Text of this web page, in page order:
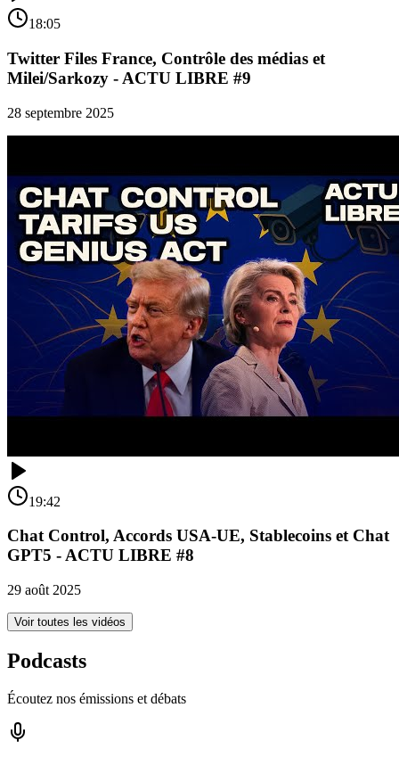
18:05
Twitter Files France, Contrôle des médias et
Milei/Sarkozy - ACTU LIBRE #9
28 septembre 2025
19:42
Chat Control, Accords USA-UE, Stablecoins et Chat
GPT5 - ACTU LIBRE #8
29 août 2025
Voir toutes les vidéos
Podcasts
Écoutez nos émissions et débats